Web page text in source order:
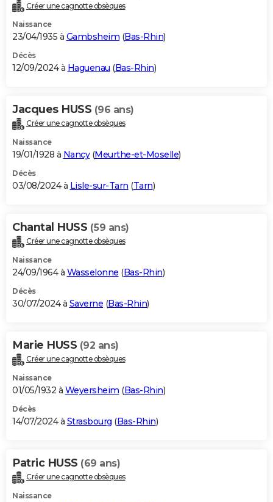
Créer une cagnotte obsèques
Naissance
23/04/1935 à Gambsheim (Bas-Rhin)
Décès
12/09/2024 à Haguenau (Bas-Rhin)
Jacques HUSS (96 ans)
Créer une cagnotte obsèques
Naissance
19/01/1928 à Nancy(Meurthe-et-Moselle)
Décès
03/08/2024 à Lisle-sur-Tarn (Tarn)
Chantal HUSS (59 ans)
Créer une cagnotte obsèques
Naissance
24/09/1964 à Wasselonne (Bas-Rhin)
Décès
30/07/2024 à Saverne (Bas-Rhin)
Marie HUSS (92 ans)
Créer une cagnotte obsèques
Naissance
01/05/1932 à Weyersheim (Bas-Rhin)
Décès
14/07/2024 à Strasbourg (Bas-Rhin)
Patric HUSS (69 ans)
Créer une cagnotte obsèques
Naissance